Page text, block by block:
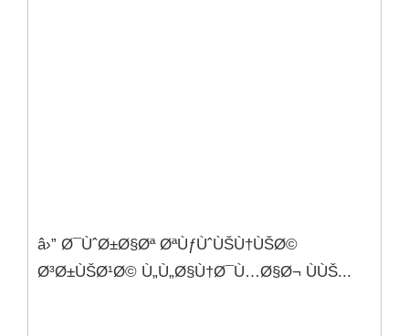
â›” Ø¯ÙˆØ±Ø§Øª ØªÙƒÙˆÙŠÙ†ÙŠØ©
Ø³Ø±ÙŠØ¹Ø© Ù„Ù„Ø§Ù†Ø¯Ù…Ø§Ø¬ ÙÙŠ...